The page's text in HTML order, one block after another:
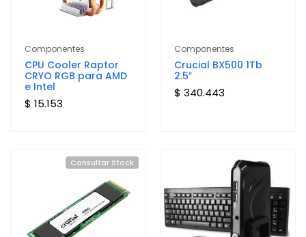
Componentes
CPU Cooler Raptor
CRYO RGB para AMD
e Intel
$ 15.153
Componentes
Crucial BX500 1Tb
2.5″
$ 340.443
Consultar Stock